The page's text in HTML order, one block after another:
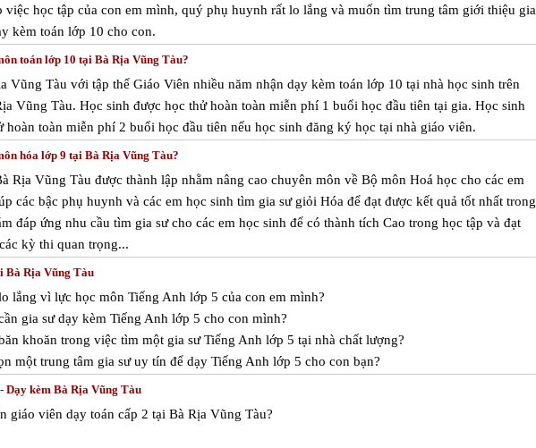
việc học tập của con em mình, quý phụ huynh rất lo lắng và muốn tìm trung tâm giới thiệu gia
kèm toán lớp 10 cho con.
toán lớp 10 tại Bà Rịa Vũng Tàu?
Vũng Tàu với tập thể Giáo Viên nhiều năm nhận dạy kèm toán lớp 10 tại nhà học sinh trên
Vũng Tàu. Học sinh được học thử hoàn toàn miễn phí 1 buổi học đầu tiên tại gia. Học sinh
hoàn toàn miễn phí 2 buổi học đầu tiên nếu học sinh đăng ký học tại nhà giáo viên.
hóa lớp 9 tại Bà Rịa Vũng Tàu?
Rịa Vũng Tàu được thành lập nhằm nâng cao chuyên môn về Bộ môn Hoá học cho các em
các bậc phụ huynh và các em học sinh tìm gia sư giỏi Hóa để đạt được kết quả tốt nhất trong
đáp ứng nhu cầu tìm gia sư cho các em học sinh để có thành tích Cao trong học tập và đạt
kỳ thi quan trọng...
Bà Rịa Vũng Tàu
lắng vì lực học môn Tiếng Anh lớp 5 của con em mình?
gia sư dạy kèm Tiếng Anh lớp 5 cho con mình?
khoăn trong việc tìm một gia sư Tiếng Anh lớp 5 tại nhà chất lượng?
một trung tâm gia sư uy tín để dạy Tiếng Anh lớp 5 cho con bạn?
Dạy kèm Bà Rịa Vũng Tàu
giáo viên dạy toán cấp 2 tại Bà Rịa Vũng Tàu?